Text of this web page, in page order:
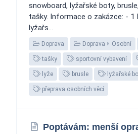
snowboard, lyžařské boty,
tašky. Informace o zakázce: -
lyžařs...
Doprava Doprava Osobní
tašky sportovní vybavení
lyže brusle lyžařské
přeprava osobních věcí
Poptávám: menší